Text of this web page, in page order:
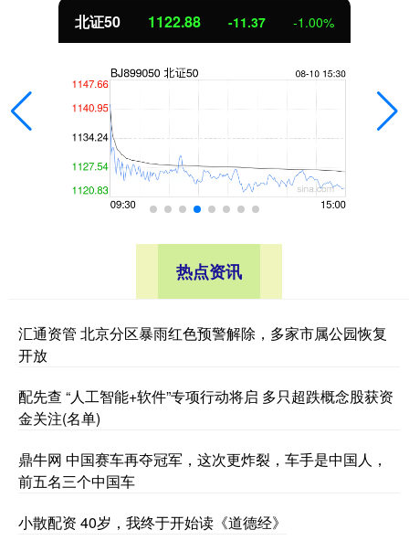
北证50 1122.88 -11.37 -1.00%
热点资讯
汇通资管 北京分区暴雨红色预警解除，多家市属公园恢复
开放
配先查 “人工智能+软件”专项行动将启 多只超跌概念股获资
金关注(名单)
鼎牛网 中国赛车再夺冠军，这次更炸裂，车手是中国人，
前五名三个中国车
小散配资 40岁，我终于开始读《道德经》